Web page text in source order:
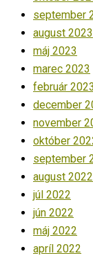
september
august 2023
máj 2023
marec 2023
február 2023
december
november
október
september
august 2022
júl 2022
jún 2022
máj 2022
apríl 2022